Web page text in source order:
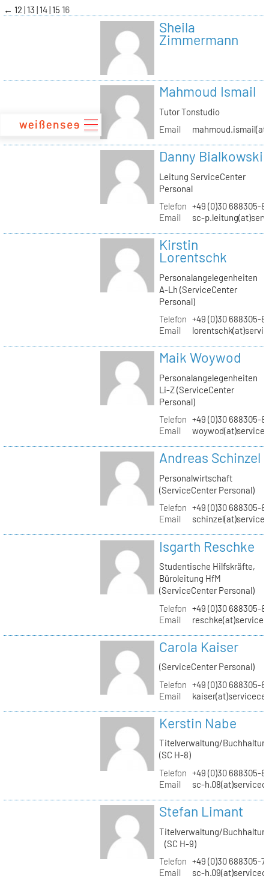
zum
Inhalt
← 12 13 14 15 16
Sheila
Zimmermann
Mahmoud Ismail
Tutor Tonstudio
Email
Danny Bialkowski
Leitung ServiceCenter
Personal
Telefon +49 (0)30 688305-
Email
sc-
Kirstin
Lorentschk
Personalangelegenheiten
A-Lh (ServiceCenter
Personal)
Telefon +49 (0)30 688305-
Email
Maik Woywod
Personalangelegenheiten
Li-Z (ServiceCenter
Personal)
Telefon +49 (0)30 688305-
Email
Andreas Schinzel
Personalwirtschaft
(ServiceCenter Personal)
Telefon +49 (0)30 688305-
Email
Isgarth Reschke
Studentische Hilfskräfte,
Büroleitung HfM
(ServiceCenter Personal)
Telefon +49 (0)30 688305-
Email
Carola Kaiser
(ServiceCenter Personal)
Telefon +49 (0)30 688305-
Email
Kerstin Nabe
Titelverwaltung/
(SC H-8)
Telefon +49 (0)30 688305-
Email
sc-
Stefan Limant
Titelverwaltung/
(SC H-9)
Telefon +49 (0)30 688305-
Email
sc-